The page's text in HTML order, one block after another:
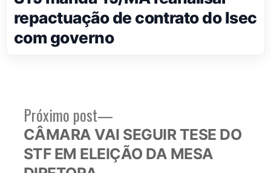
repactuação de contrato do Isec
com governo
Navegação
de
Post
Próximo post
Próximo
post:
CÂMARA VAI SEGUIR TESE DO
STF EM ELEIÇÃO DA MESA